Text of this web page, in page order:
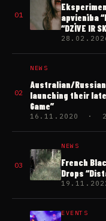
01
apvienība
“DZĪVE IR
02
NEWS
Australian/Russian
launching their
Game”
16.11.2020 ·
03
NEWS
French
Drops
EVENTS